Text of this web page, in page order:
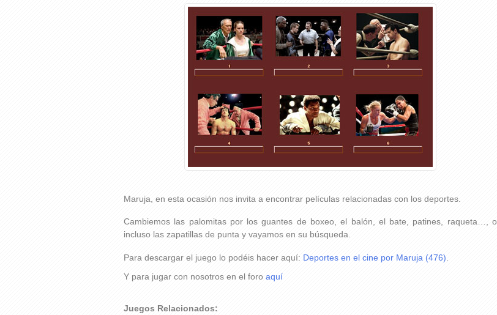
Maruja, en esta ocasión nos invita a encontrar películas relacionadas con los deportes.
Cambiemos las palomitas por los guantes de boxeo, el balón, el bate, patines, raqueta…, o
incluso las zapatillas de punta y vayamos en su búsqueda.
Para descargar el juego lo podéis hacer aquí: Deportes en el cine por Maruja (476)
Y para jugar con nosotros en el foro aquí
Juegos Relacionados: